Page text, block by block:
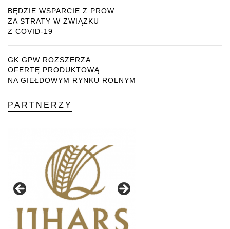
BĘDZIE WSPARCIE Z PROW
ZA STRATY W ZWIĄZKU
Z COVID-19
GK GPW ROZSZERZA
OFERTĘ PRODUKTOWĄ
NA GIEŁDOWYM RYNKU ROLNYM
PARTNERZY